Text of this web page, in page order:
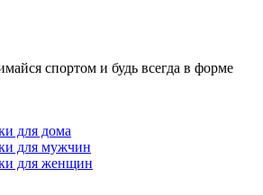
спортом и будь всегда в форме
для дома
для мужчин
для женщин